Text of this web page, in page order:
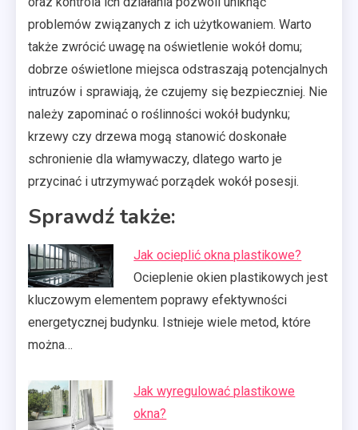
problemów związanych z ich użytkowaniem. Warto
także zwrócić uwagę na oświetlenie wokół domu;
dobrze oświetlone miejsca odstraszają potencjalnych
intruzów i sprawiają, że czujemy się bezpieczniej. Nie
należy zapominać o roślinności wokół budynku;
krzewy czy drzewa mogą stanowić doskonałe
schronienie dla włamywaczy, dlatego warto je
przycinać i utrzymywać porządek wokół posesji.
Sprawdź także:
Jak ocieplić okna plastikowe?
Ocieplenie okien plastikowych jest
kluczowym elementem poprawy efektywności
energetycznej budynku. Istnieje wiele metod, które
można…
Jak wyregulować plastikowe
okna?